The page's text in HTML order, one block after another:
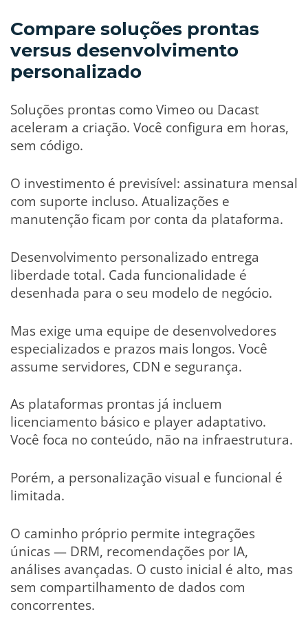
Compare soluções prontas
versus desenvolvimento
personalizado
Soluções prontas como Vimeo ou Dacast
aceleram a criação. Você configura em horas,
sem código.
O investimento é previsível: assinatura mensal
com suporte incluso. Atualizações e
manutenção ficam por conta da plataforma.
Desenvolvimento personalizado entrega
liberdade total. Cada funcionalidade é
desenhada para o seu modelo de negócio.
Mas exige uma equipe de desenvolvedores
especializados e prazos mais longos. Você
assume servidores, CDN e segurança.
As plataformas prontas já incluem
licenciamento básico e player adaptativo.
Você foca no conteúdo, não na infraestrutura.
Porém, a personalização visual e funcional é
limitada.
O caminho próprio permite integrações
únicas — DRM, recomendações por IA,
análises avançadas. O custo inicial é alto, mas
sem compartilhamento de dados com
concorrentes.